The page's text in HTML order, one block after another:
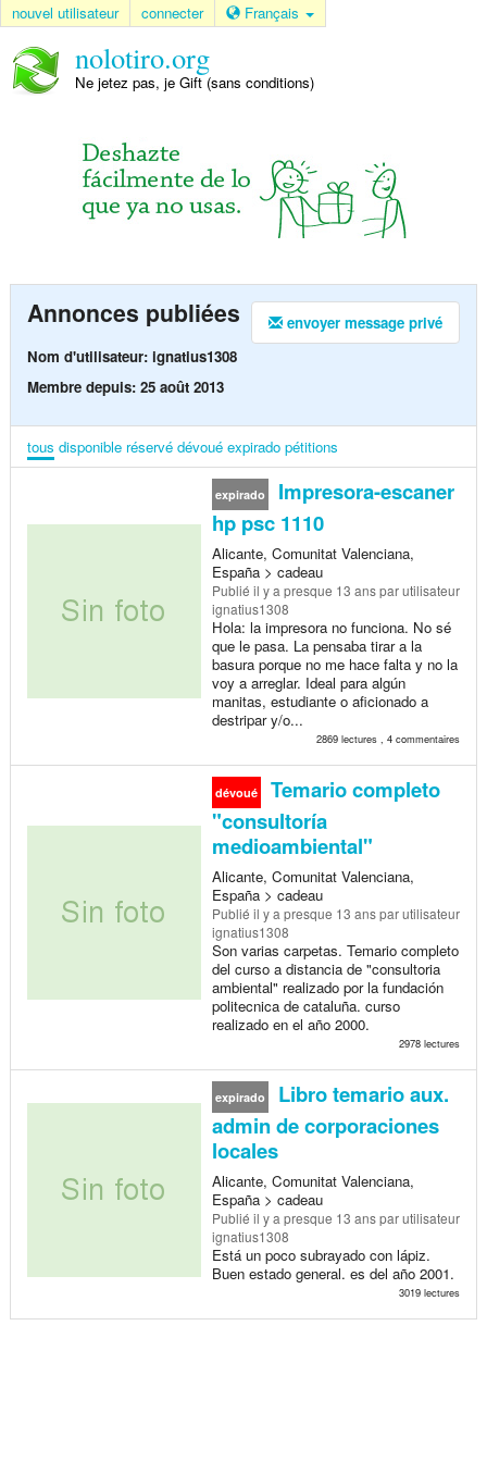
nouvel utilisateur connecter Français
nolotiro.org
Ne jetez pas, je Gift (sans conditions)
envoyer message privé
Annonces publiées
Nom d'utilisateur: ignatius1308
Membre depuis: 25 août 2013
tous disponible réservé dévoué expirado pétitions
expirado
Impresora-escaner
hp psc 1110
Alicante, Comunitat Valenciana,
España > cadeau
Publié il y a presque 13 anspar utilisateur
ignatius1308
Hola: la impresora no funciona. No sé
que le pasa. La pensaba tirar a la
basura porque no me hace falta y no la
voy a arreglar. Ideal para algún
manitas, estudiante o aficionado a
destripar y/o...
2869 lectures , 4 commentaires
dévoué
Temario completo
"consultoría
medioambiental"
Alicante, Comunitat Valenciana,
España > cadeau
Publié il y a presque 13 anspar utilisateur
ignatius1308
Son varias carpetas. Temario completo
del curso a distancia de "consultoria
ambiental" realizado por la fundación
politecnica de cataluña. curso
realizado en el año 2000.
2978 lectures
expirado
Libro temario aux.
admin de corporaciones
locales
Alicante, Comunitat Valenciana,
España > cadeau
Publié il y a presque 13 anspar utilisateur
ignatius1308
Está un poco subrayado con lápiz.
Buen estado general. es del año 2001.
3019 lectures